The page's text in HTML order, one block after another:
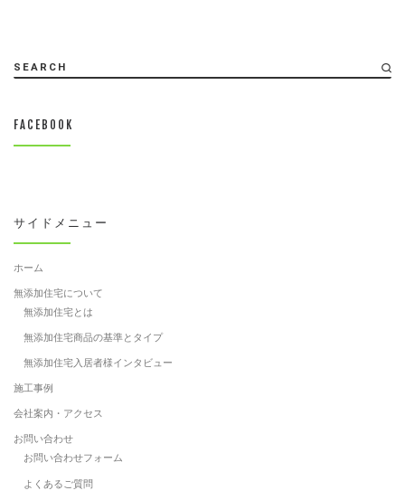
SEARCH
FACEBOOK
サイドメニュー
ホーム
無添加住宅について
無添加住宅とは
無添加住宅商品の基準とタイプ
無添加住宅入居者様インタビュー
施工事例
会社案内・アクセス
お問い合わせ
お問い合わせフォーム
よくあるご質問